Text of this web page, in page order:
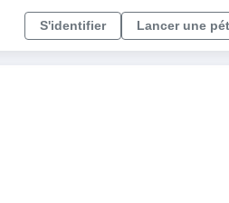
S'identifier Lancer une